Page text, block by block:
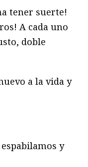
tener suerte!
A cada uno
doble
a la vida y
y